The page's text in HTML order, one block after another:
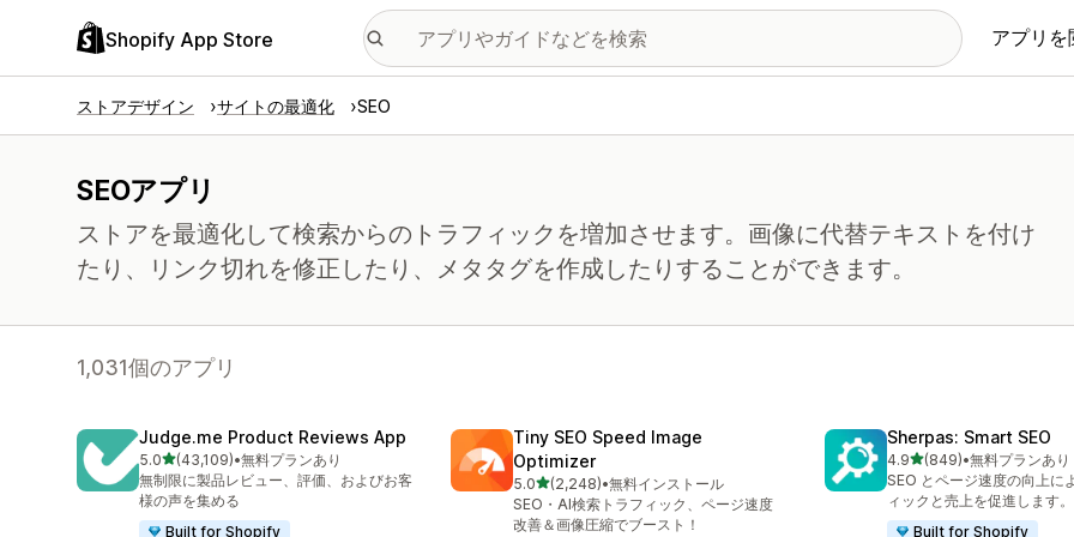
Shopify App Store アプリ
ストアデザイン サイトの最適化 SEO
SEOアプリ
ストアを最適化して検索からのトラフィックを増加させます。画像に代替テキストを付け
たり、リンク切れを修正したり、メタタグを作成したりすることができます。
1,031個のアプリ
Judge.me Product Reviews App
5.05つ星中
(43,109)
合計レビュー数：43109件
•無料プランあり
無制限に製品レビュー、評価、およびお客
様の声を集める
Built for Shopify
Tiny SEO Speed Image
Optimizer
5.05つ星中
(2,248)
合計レビュー数：2248件
•無料インストール
SEO・AI検索トラフィック、ページ速度
改善＆画像圧縮でブースト！
Sherpas: Smart SEO
4.95つ星中
(849)
合計レビュー数：849件
•無料プランあり
SEO とページ速度の向上に
ィックと売上を促進します。
Built for Shopify